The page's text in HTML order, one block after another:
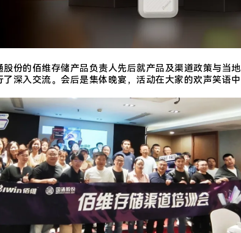
股份的佰维存储产品负责人先后就产品及渠道政策与当地
了深入交流。会后是集体晚宴，活动在大家的欢声笑语中